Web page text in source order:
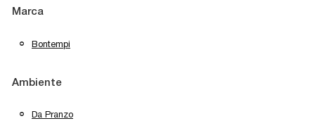
Marca
Bontempi
Ambiente
Da Pranzo